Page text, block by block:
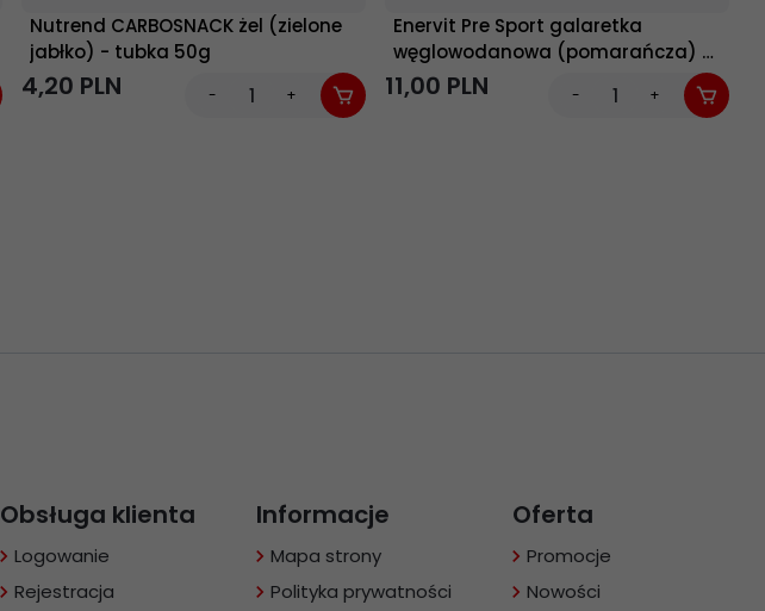
Nutrend CARBOSNACK żel (zielone
jabłko) - tubka 50g
4,20 PLN - +
Enervit Pre Sport galaretka
węglowodanowa (pomarańcza) -
45g
11,00 PLN - +
Obsługa klienta
Logowanie
Rejestracja
Informacje
Mapa strony
Polityka prywatności
Oferta
Promocje
Nowości